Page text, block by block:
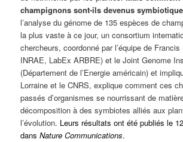
champignons sont-ils devenus
l’analyse du génome de 135 espèces de
la plus vaste à ce jour, un consortium
chercheurs, coordonné par l’équipe de
INRAE, LabEx ARBRE) et le Joint Genome
(Département de l’Energie américain) et
Lorraine et le CNRS, explique comment ces
passés d’organismes se nourrissant de
décomposition à des symbiotes alliés aux
l’évolution. Leurs résultats ont été publiés le
dansNature Communications.